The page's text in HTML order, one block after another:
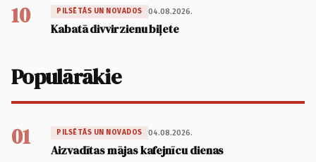
10 PILSĒTĀS UN NOVADOS 04.08.2026.
Kabatā divvirzienu biļete
Populārākie
01 PILSĒTĀS UN NOVADOS 04.08.2026.
Aizvadītas mājas kafejnīcu dienas